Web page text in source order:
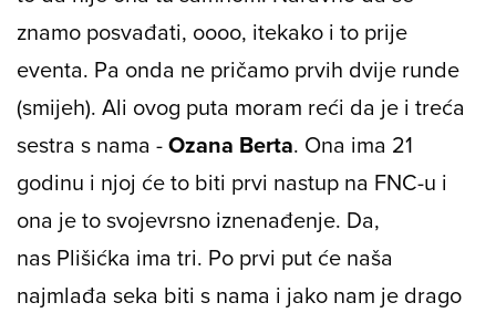
znamo posvađati, oooo, itekako i to prije
eventa. Pa onda ne pričamo prvih dvije runde
(smijeh). Ali ovog puta moram reći da je i treća
sestra s nama -Ozana Berta. Ona ima 21
godinu i njoj će to biti prvi nastup na FNC-u i
ona je to svojevrsno iznenađenje. Da,
nas Plišićka ima tri. Po prvi put će naša
najmlađa seka biti s nama i jako nam je drago